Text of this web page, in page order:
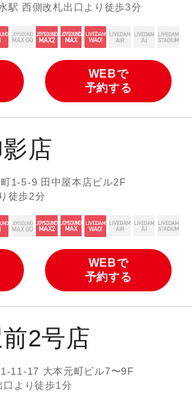
駅 西側改札出口より徒歩3分
WEBで
予約する
店
1-5-9 田中屋本店ビル2F
徒歩2分
WEBで
予約する
2号店
11-17 大本元町ビル7〜9F
より徒歩1分